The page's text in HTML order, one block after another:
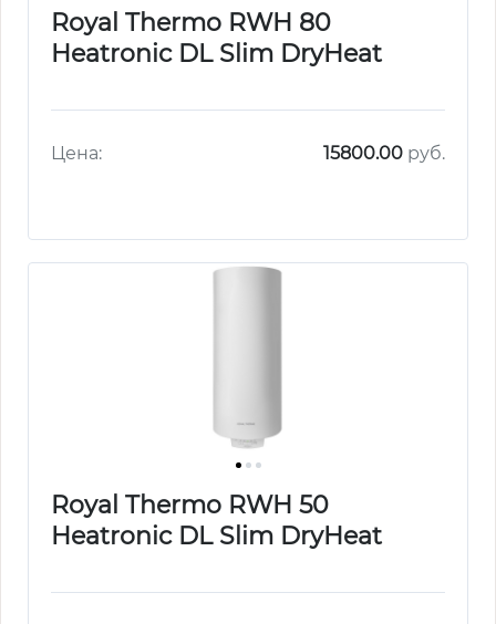
Royal Thermo RWH 80
Heatronic DL Slim DryHeat
Цена: 15800.00руб.
Royal Thermo RWH 50
Heatronic DL Slim DryHeat